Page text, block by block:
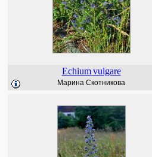
Echium vulgare
Марина Скотникова